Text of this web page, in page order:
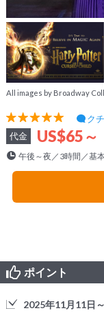
All images by Broadway
ク
代金
US$65～
午後～夜／3時間／基
ポイント
2025年11月11日